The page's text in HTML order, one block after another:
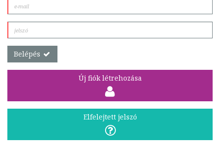
Belépés
Új fiók létrehozása
Elfelejtett jelszó